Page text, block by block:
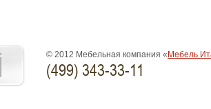
© 2012 Мебельная компания « Мебель
(499) 343-33-11